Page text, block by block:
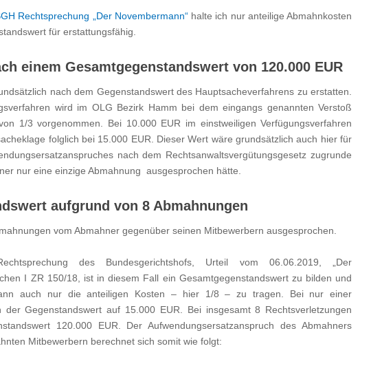
Rechtsprechung „Der Novembermann“halte ich nur anteilige Abmahnkosten
für erstattungsfähig.
einem Gesamtgegenstandswert von 120.000 EUR
nach dem Gegenstandswert des Hauptsacheverfahrens zu erstatten.
wird im OLG Bezirk Hamm bei dem eingangs genannten Verstoß
1/3 vorgenommen. Bei 10.000 EUR im einstweiligen Verfügungsverfahren
folglich bei 15.000 EUR. Dieser Wert wäre grundsätzlich auch hier für
nach dem Rechtsanwaltsvergütungsgesetz zugrunde
nur eine einzige Abmahnung ausgesprochen hätte.
aufgrund von 8 Abmahnungen
vom Abmahner gegenüber seinen Mitbewerbern ausgesprochen.
des Bundesgerichtshofs, Urteil vom 06.06.2019, „Der
I ZR 150/18, ist in diesem Fall ein Gesamtgegenstandswert zu bilden und
auch nur die anteiligen Kosten – hier 1/8 – zu tragen. Bei nur einer
der Gegenstandswert auf 15.000 EUR. Bei insgesamt 8 Rechtsverletzungen
120.000 EUR. Der Aufwendungsersatzanspruch des Abmahners
Mitbewerbern berechnet sich somit wie folgt: